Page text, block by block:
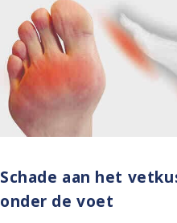
Schade aan het
onder de voet